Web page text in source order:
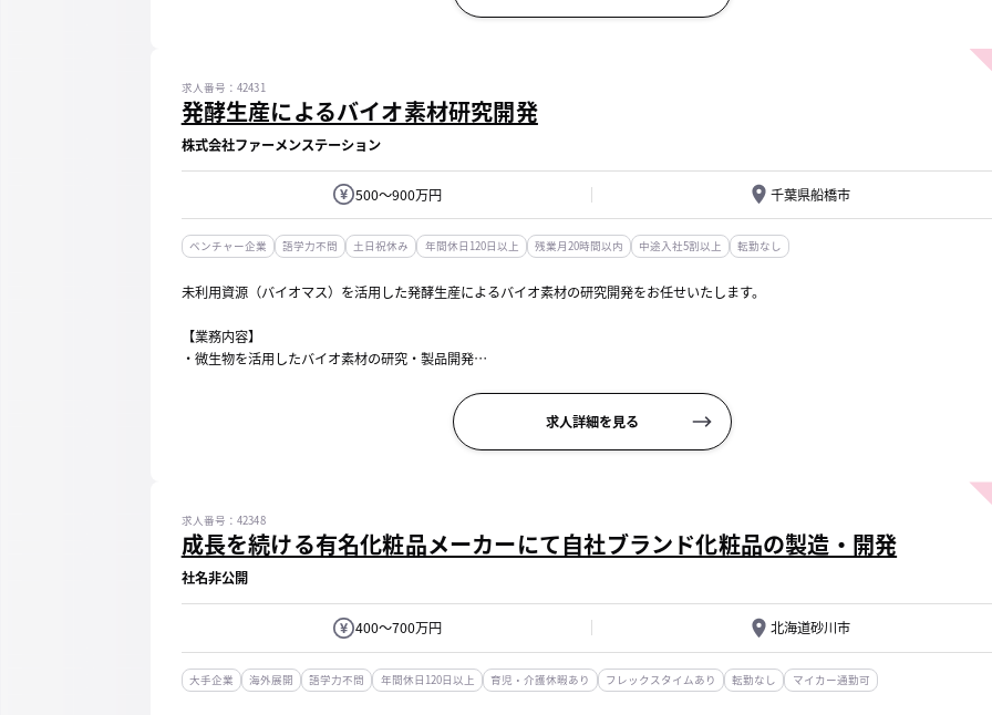
発酵生産によるバイオ素材研究開発
求人番号：42431
株式会社ファーメンステーション
千葉県船橋市
500～900万円
ベンチャー企業 語学力不問 土日祝休み 年間休日120日以上 残業月20時間以内 中途入社5割以上 転勤なし
未利用資源（バイオマス）を活用した発酵生産によるバイオ素材の研究開発をお任せいたします。
【業務内容】
・微生物を活用したバイオ素材の研究・製品開発
・複合的な微生物の組み合わせによるプロセス設計
・培養工学的な知見を活用した微生物培養制御技術の...
求人詳細を見る
成長を続ける有名化粧品メーカーにて自社ブランド化粧品の製造・開発
求人番号：42348
社名非公開
北海道砂川市
400～700万円
大手企業 海外展開 語学力不問 年間休日120日以上 育児・介護休暇あり フレックスタイムあり 転勤なし マイカー通勤可